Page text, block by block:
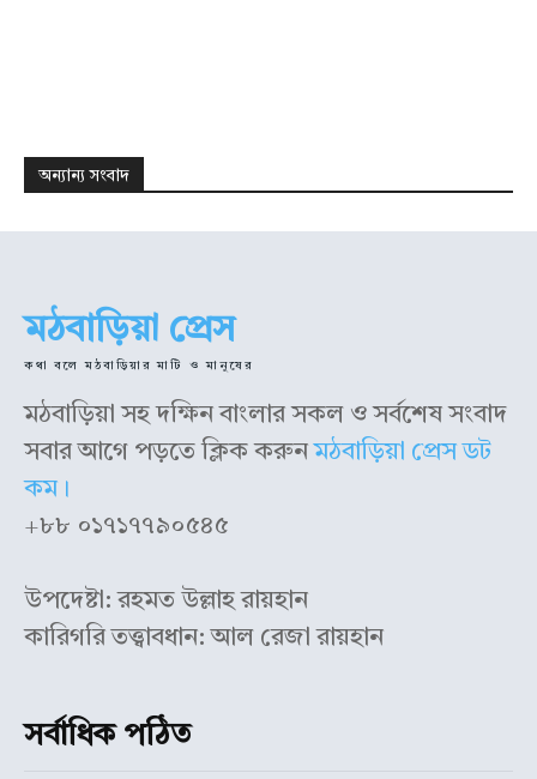
অন্যান্য সংবাদ
মঠবাড়িয়া প্রেস
কথা বলে মঠবাড়িয়ার মাটি ও মানুষের
মঠবাড়িয়া সহ দক্ষিন বাংলার সকল ও সর্বশেষ সংবাদ
সবার আগে পড়তে ক্লিক করুনমঠবাড়িয়া প্রেস ডট
কম।
+৮৮ ০১৭১৭৭৯০৫৪৫
উপদেষ্টা: রহমত উল্লাহ রায়হান
কারিগরি তত্ত্বাবধান: আল রেজা রায়হান
সর্বাধিক পঠিত